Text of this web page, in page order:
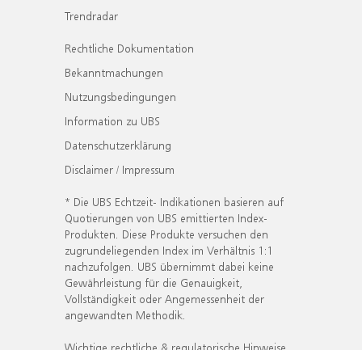
Trendradar
Rechtliche Dokumentation
Bekanntmachungen
Nutzungsbedingungen
Information zu UBS
Datenschutzerklärung
Disclaimer / Impressum
* Die UBS Echtzeit- Indikationen basieren auf
Quotierungen von UBS emittierten Index-
Produkten. Diese Produkte versuchen den
zugrundeliegenden Index im Verhältnis 1:1
nachzufolgen. UBS übernimmt dabei keine
Gewährleistung für die Genauigkeit,
Vollständigkeit oder Angemessenheit der
angewandten Methodik.